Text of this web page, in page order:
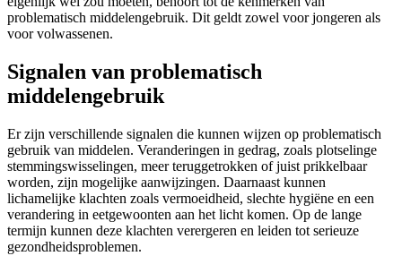
problematisch middelengebruik. Dit geldt zowel voor jongeren als
voor volwassenen.
Signalen van problematisch
middelengebruik
Er zijn verschillende signalen die kunnen wijzen op problematisch
gebruik van middelen. Veranderingen in gedrag, zoals plotselinge
stemmingswisselingen, meer teruggetrokken of juist prikkelbaar
worden, zijn mogelijke aanwijzingen. Daarnaast kunnen
lichamelijke klachten zoals vermoeidheid, slechte hygiëne en een
verandering in eetgewoonten aan het licht komen. Op de lange
termijn kunnen deze klachten verergeren en leiden tot serieuze
gezondheidsproblemen.